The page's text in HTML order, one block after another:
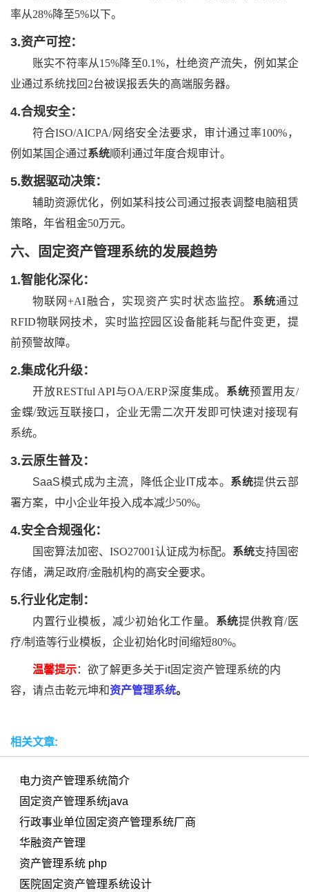
率从28%降至5%以下。
3.资产可控：
账实不符率从15%降至0.1%，杜绝资产流失，例如某企
业通过系统找回2台被误报丢失的高端服务器。
4.合规安全：
符合ISO/AICPA/网络安全法要求，审计通过率100%，
例如某国企通过系统顺利通过年度合规审计。
5.数据驱动决策：
辅助资源优化，例如某科技公司通过报表调整电脑租赁
策略，年省租金50万元。
六、 固定资产管理系统的发展趋势
1.智能化深化：
物联网+AI融合，实现资产实时状态监控。 系统通过
RFID物联网技术，实时监控园区设备能耗与配件变更，提
前预警故障。
2.集成化升级：
开放RESTful API与OA/ERP深度集成。 系统预置用友/
金蝶/致远互联接口，企业无需二次开发即可快速对接现有
系统。
3.云原生普及：
SaaS模式成为主流，降低企业IT成本。 系统提供云部
署方案，中小企业年投入成本减少50%。
4.安全合规强化：
国密算法加密、 ISO27001认证成为标配。 系统支持国密
存储，满足政府/金融机构的高安全要求。
5.行业化定制：
内置行业模板，减少初始化工作量。 系统提供教育/医
疗/制造等行业模板，企业初始化时间缩短80%。
温馨提示：欲了解更多关于it固定资产管理系统的内
容，请点击乾元坤和资产管理系统。
相关文章:
电力资产管理系统简介
固定资产管理系统java
行政事业单位固定资产管理系统厂商
华融资产管理
资产管理系统 php
医院固定资产管理系统设计